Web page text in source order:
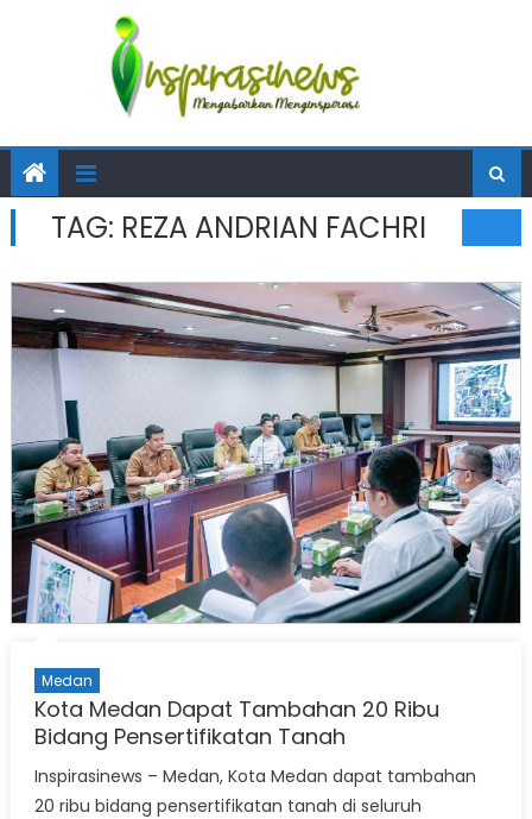
TAG: REZA ANDRIAN FACHRI
Medan
Kota Medan Dapat Tambahan 20 Ribu
Bidang Pensertifikatan Tanah
Inspirasinews – Medan, Kota Medan dapat tambahan
20 ribu bidang pensertifikatan tanah di seluruh